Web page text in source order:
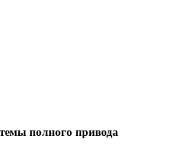
полного привода